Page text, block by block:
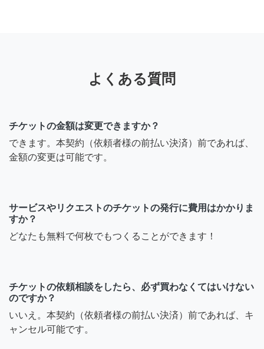
よくある質問
チケットの金額は変更できますか？
できます。本契約（依頼者様の前払い決済）前であれば、
金額の変更は可能です。
サービスやリクエストのチケットの発行に費用はかかりま
すか？
どなたも無料で何枚でもつくることができます！
チケットの依頼相談をしたら、必ず買わなくてはいけない
のですか？
いいえ。本契約（依頼者様の前払い決済）前であれば、キ
ャンセル可能です。